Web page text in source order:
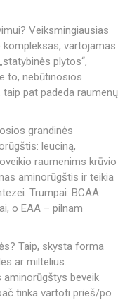
Veiksmingiausias
vartojamas
plytos“,
to, nebūtinosios
pat padeda raumenų
grandinės
leuciną,
raumenims krūvio
aminorūgštis ir teikia
Trumpai: BCAA
o EAA – pilnam
Taip, skysta forma
ar miltelius.
aminorūgštys beveik
tinka vartoti prieš/po